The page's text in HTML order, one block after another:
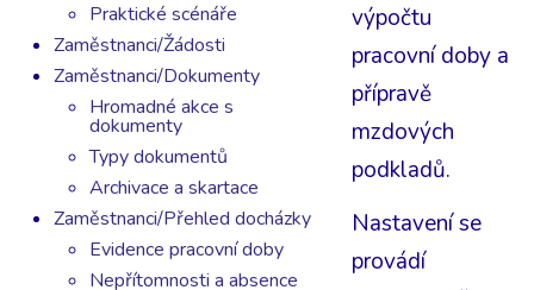
Praktické scénáře
Zaměstnanci/Žádosti
Zaměstnanci/Dokumenty
Hromadné akce s
dokumenty
Typy dokumentů
Archivace a skartace
Zaměstnanci/Přehled docházky
Evidence pracovní doby
Nepřítomnosti a absence
výpočtu
pracovní doby a
přípravě
mzdových
podkladů.
Nastavení se
provádí